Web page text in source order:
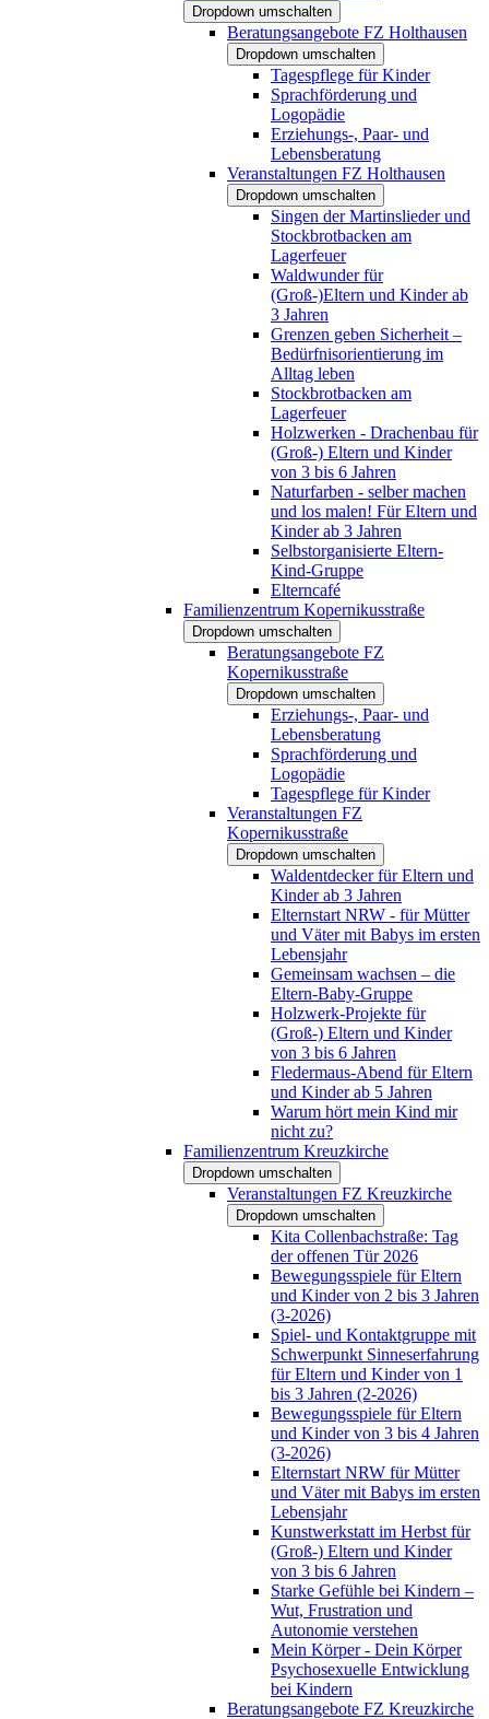
Dropdown umschalten
Beratungsangebote FZ Holthausen
Dropdown umschalten
Tagespflege für Kinder
Sprachförderung und
Logopädie
Erziehungs-, Paar- und
Lebensberatung
Veranstaltungen FZ Holthausen
Dropdown umschalten
Singen der Martinslieder und
Stockbrotbacken am
Lagerfeuer
Waldwunder für
(Groß-)Eltern und Kinder ab
3 Jahren
Grenzen geben Sicherheit –
Bedürfnisorientierung im
Alltag leben
Stockbrotbacken am
Lagerfeuer
Holzwerken - Drachenbau für
(Groß-) Eltern und Kinder
von 3 bis 6 Jahren
Naturfarben - selber machen
und los malen! Für Eltern und
Kinder ab 3 Jahren
Selbstorganisierte Eltern-
Kind-Gruppe
Elterncafé
Familienzentrum Kopernikusstraße
Dropdown umschalten
Beratungsangebote FZ
Kopernikusstraße
Dropdown umschalten
Erziehungs-, Paar- und
Lebensberatung
Sprachförderung und
Logopädie
Tagespflege für Kinder
Veranstaltungen FZ
Kopernikusstraße
Dropdown umschalten
Waldentdecker für Eltern und
Kinder ab 3 Jahren
Elternstart NRW - für Mütter
und Väter mit Babys im ersten
Lebensjahr
Gemeinsam wachsen – die
Eltern-Baby-Gruppe
Holzwerk-Projekte für
(Groß-) Eltern und Kinder
von 3 bis 6 Jahren
Fledermaus-Abend für Eltern
und Kinder ab 5 Jahren
Warum hört mein Kind mir
nicht zu?
Familienzentrum Kreuzkirche
Dropdown umschalten
Veranstaltungen FZ Kreuzkirche
Dropdown umschalten
Kita Collenbachstraße: Tag
der offenen Tür 2026
Bewegungsspiele für Eltern
und Kinder von 2 bis 3 Jahren
(3-2026)
Spiel- und Kontaktgruppe mit
Schwerpunkt Sinneserfahrung
für Eltern und Kinder von 1
bis 3 Jahren (2-2026)
Bewegungsspiele für Eltern
und Kinder von 3 bis 4 Jahren
(3-2026)
Elternstart NRW für Mütter
und Väter mit Babys im ersten
Lebensjahr
Kunstwerkstatt im Herbst für
(Groß-) Eltern und Kinder
von 3 bis 6 Jahren
Starke Gefühle bei Kindern –
Wut, Frustration und
Autonomie verstehen
Mein Körper - Dein Körper
Psychosexuelle Entwicklung
bei Kindern
Beratungsangebote FZ Kreuzkirche